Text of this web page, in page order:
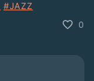
#JAZZ
0